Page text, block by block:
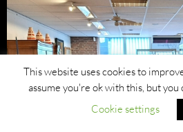
This website uses cookies to
assume you're ok with this, but
Cookie settings